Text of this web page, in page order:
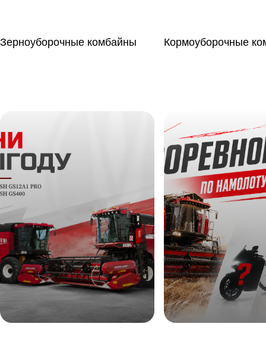
Зерноуборочные комбайны Кормоуборочные